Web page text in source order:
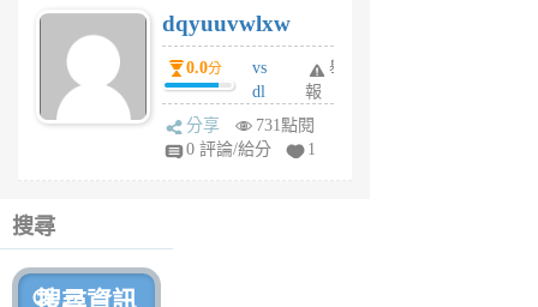
6
個
月
前
dqyuuvwlxw
0.0分
vs
dl
sq
fy
舉
報
分享
731點閱
0 評論/給分
1
搜尋